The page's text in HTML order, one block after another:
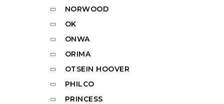
NORWOOD
OK
ONWA
ORIMA
OTSEIN HOOVER
PHILCO
PRINCESS